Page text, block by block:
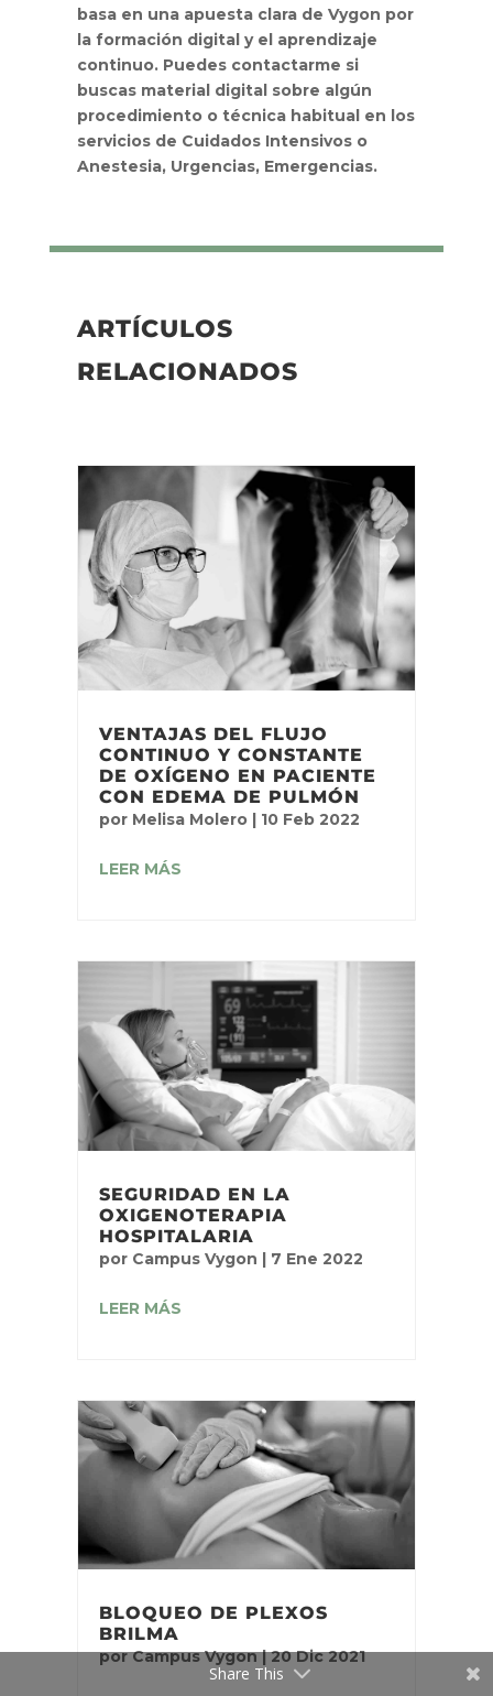
basa en una apuesta clara de Vygon por
la formación digital y el aprendizaje
continuo. Puedes contactarme si
buscas material digital sobre algún
procedimiento o técnica habitual en los
servicios de Cuidados Intensivos o
Anestesia, Urgencias, Emergencias.
ARTÍCULOS
RELACIONADOS
VENTAJAS DEL FLUJO
CONTINUO Y CONSTANTE
DE OXÍGENO EN PACIENTE
CON EDEMA DE PULMÓN
por Melisa Molero| 10 Feb 2022
LEER MÁS
SEGURIDAD EN LA
OXIGENOTERAPIA
HOSPITALARIA
por Campus Vygon | 7 Ene 2022
LEER MÁS
BLOQUEO DE PLEXOS
BRILMA
porCampus Vygon|20 Dic 2021
Share This